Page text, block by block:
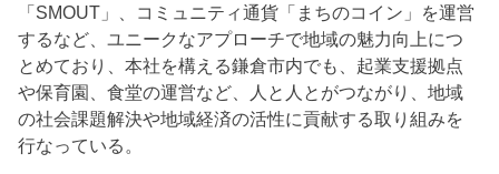
「SMOUT」、コミュニティ通貨「まちのコイン」を運営
するなど、ユニークなアプローチで地域の魅力向上につ
とめており、本社を構える鎌倉市内でも、起業支援拠点
や保育園、食堂の運営など、人と人とがつながり、地域
の社会課題解決や地域経済の活性に貢献する取り組みを
行なっている。